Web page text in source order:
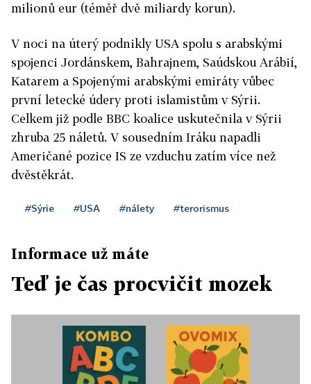
milionů eur (téměř dvě miliardy korun).
V noci na úterý podnikly USA spolu s arabskými
spojenci Jordánskem, Bahrajnem, Saúdskou Arábií,
Katarem a Spojenými arabskými emiráty vůbec
první letecké údery proti islamistům v Sýrii.
Celkem již podle BBC koalice uskutečnila v Sýrii
zhruba 25 náletů. V sousedním Iráku napadli
Američané pozice IS ze vzduchu zatím více než
dvěstěkrát.
#Sýrie #USA #nálety #terorismus
Informace už máte
Teď je čas procvičit mozek